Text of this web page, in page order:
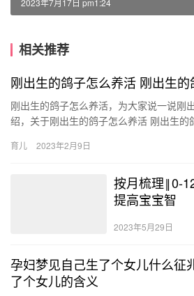
2023年7月17日 pm1:24
相关推荐
刚出生的鸽子怎么养活 刚出生
刚出生的鸽子怎么养活，为大家说一说刚
绍，关于刚出生的鸽子怎么养活 刚出生的
育儿 2023年2月9日
按月梳理‖0-
提高宝宝智
2023年5月29日
孕妇梦见自己生了个女儿什么征
了个女儿的含义